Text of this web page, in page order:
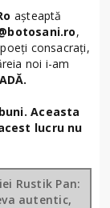
așteaptă
,
consacrați,
noi i-am
Aceasta
lucru nu
Rustik Pan:
autentic,